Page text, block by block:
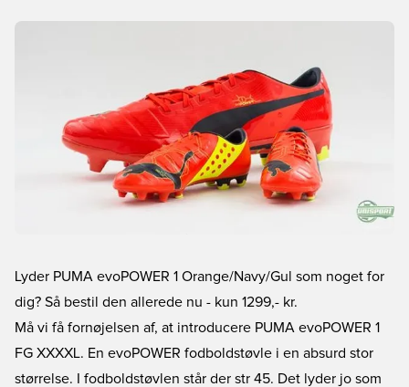
Lyder PUMA evoPOWER 1 Orange/Navy/Gul som noget for
dig? Så bestil den allerede nu - kun 1299,- kr.
Må vi få fornøjelsen af, at introducere PUMA evoPOWER 1
FG XXXXL. En evoPOWER fodboldstøvle i en absurd stor
størrelse. I fodboldstøvlen står der str 45. Det lyder jo som